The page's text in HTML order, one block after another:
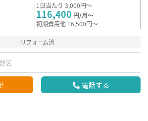
1日当たり 3,000円～
116,400 円/月～
初期費用他 16,500円～
リフォーム済
区
電話する